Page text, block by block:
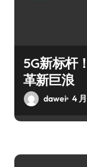
5G新标杆
革新巨浪
dawei 4